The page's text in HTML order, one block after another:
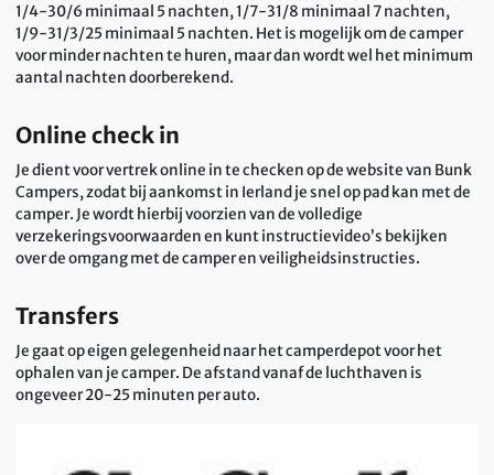
1/4-30/6 minimaal 5 nachten, 1/7-31/8 minimaal 7 nachten,
1/9-31/3/25 minimaal 5 nachten. Het is mogelijk om de camper
voor minder nachten te huren, maar dan wordt wel het minimum
aantal nachten doorberekend.
Online check in
Je dient voor vertrek online in te checken op de website van Bunk
Campers, zodat bij aankomst in Ierland je snel op pad kan met de
camper. Je wordt hierbij voorzien van de volledige
verzekeringsvoorwaarden en kunt instructievideo’s bekijken
over de omgang met de camper en veiligheidsinstructies.
Transfers
Je gaat op eigen gelegenheid naar het camperdepot voor het
ophalen van je camper. De afstand vanaf de luchthaven is
ongeveer 20-25 minuten per auto.